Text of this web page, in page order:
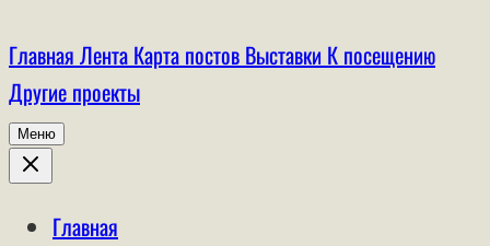
Главная Лента Карта постов Выставки К посещению
Другие проекты
Меню
Главная